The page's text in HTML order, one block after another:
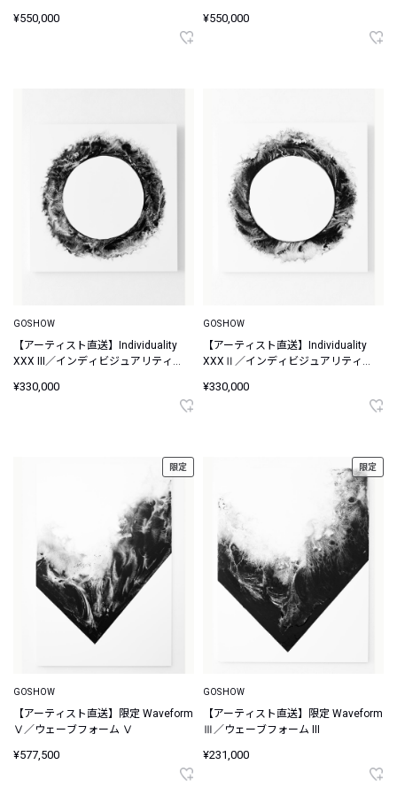
¥550,000 ¥550,000
GOSHOW
【アーティスト直送】Individuality
XXX III／インディビジュアリティ
¥330,000
GOSHOW
【アーティスト直送】Individuality
XXXⅡ／インディビジュアリティ
¥330,000
限定
GOSHOW
【アーティスト直送】限定 Waveform
Ⅴ／ウェーブフォーム Ⅴ
¥577,500
限定
GOSHOW
【アーティスト直送】限定 Waveform
Ⅲ／ウェーブフォーム III
¥231,000